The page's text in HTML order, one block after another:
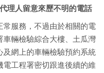
理人留意來歷不明的電話
服務，不過由於相關的電
車輛檢驗綜合大樓、土瓜灣
網上的車輛檢驗預約系統
工程署密切跟進後續的維